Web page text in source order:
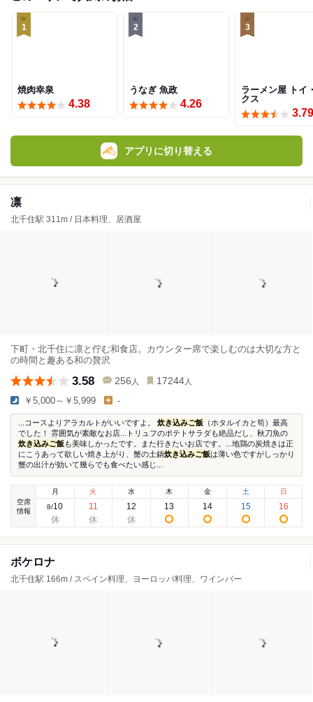
1
焼肉幸泉
4.38
2
うなぎ 魚政
4.26
3
ラーメン屋 トイ
クス
3.79
アプリに切り替える
凛
北千住駅 311m / 日本料理、居酒屋
下町・北千住に凛と佇む和食店。カウンター席で楽しむのは大切な方と
の時間と趣ある和の贅沢
3.58 256 人 17244 人
￥5,000～￥5,999 -
...コースよりアラカルトがいいですよ。 炊き込みご飯 （ホタルイカと筍）最高
でした！ 雰囲気が素敵なお店...トリュフのポテトサラダも絶品だし、秋刀魚の
炊き込みご飯 も美味しかったです。また行きたいお店です。...地鶏の炭焼きは正
にこうあって欲しい焼き上がり、蟹の土鍋炊き込みご飯は薄い色ですがしっかり
蟹の出汁が効いて幾らでも食べたい感じ...
空席
情報
月
8/10
火
11
水
12
木
13
金
14
土
15
日
16
ボケロナ
北千住駅 166m / スペイン料理、ヨーロッパ料理、ワインバー